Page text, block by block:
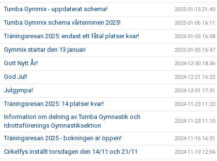
Tumba Gymmix - uppdaterat schema! 2025-01-15 21:40
Tumba Gymmix schema vårterminen 2025! 2025-01-06 16:11
Träningsresan 2025: endast ett fåtal platser kvar! 2025-01-05 16:58
Gymmix startar den 13 januari 2025-01-05 16:47
Gott Nytt År! 2024-12-30 18:36
God Jul! 2024-12-21 16:22
Julgympa! 2024-12-01 17:31
Träningsresan 2025: 14 platser kvar! 2024-11-23 11:23
Information om delning av Tumba Gymnastik och
Idrottsförenings Gymnastiksektion
2024-11-23 11:10
Träningsresan 2025 - bokningen är öppen! 2024-11-16 16:31
Cirkelfys inställt torsdagen den 14/11 och 21/11 2024-11-10 12:04